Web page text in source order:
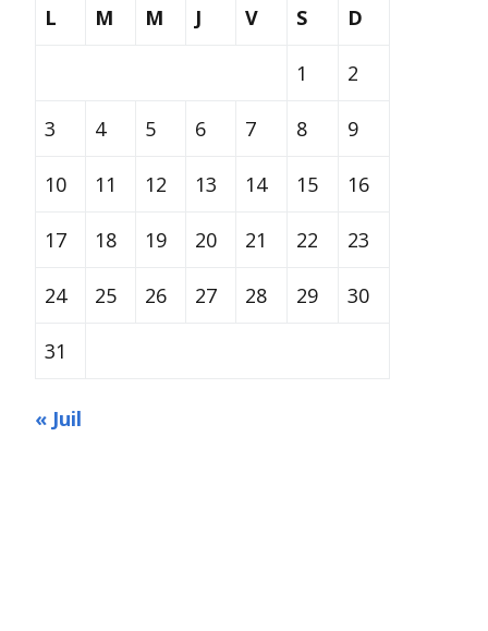
L M M J V S D
1 2
3 4 5 6 7 8 9
10 11 12 13 14 15 16
17 18 19 20 21 22 23
24 25 26 27 28 29 30
31
« Juil